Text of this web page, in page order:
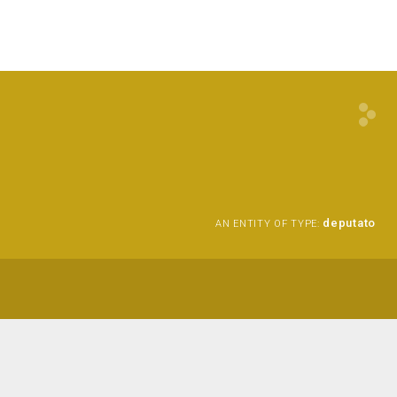
AN ENTITY OF TYPE: deputato